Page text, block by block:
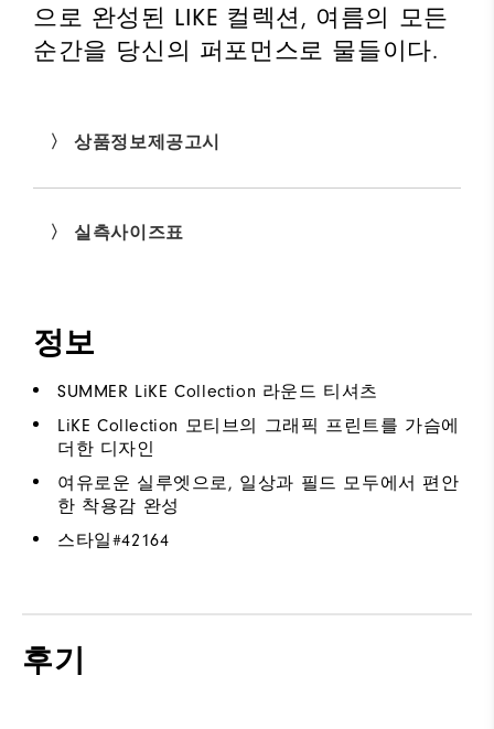
으로 완성된 LIKE 컬렉션, 여름의 모든
순간을 당신의 퍼포먼스로 물들이다.
〉 상품정보제공고시
〉 실측사이즈표
정보
SUMMER LiKE Collection 라운드 티셔츠
LiKE Collection 모티브의 그래픽 프린트를 가슴에
더한 디자인
여유로운 실루엣으로, 일상과 필드 모두에서 편안
한 착용감 완성
스타일#42164
후기